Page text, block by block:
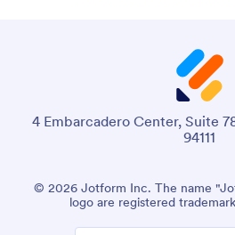
4 Embarcadero Center, Suite
94111
© 2026 Jotform Inc. The name
logo are registered